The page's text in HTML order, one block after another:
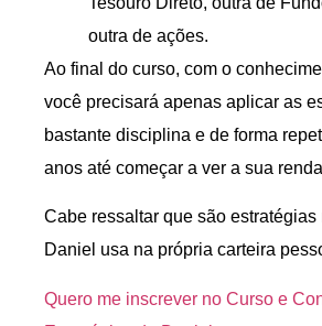
outra de ações.
Ao final do curso, com o
você precisará apenas aplicar as
bastante disciplina e de forma
anos até começar a ver a sua
Cabe ressaltar que são estratégias
Daniel usa na própria carteira
Quero me inscrever no Curso e